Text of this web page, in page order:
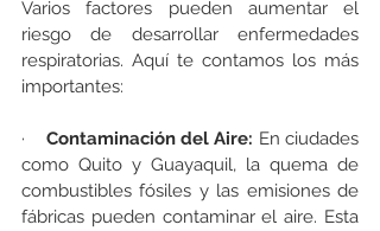
Varios factores pueden aumentar el
riesgo de desarrollar enfermedades
respiratorias. Aquí te contamos los más
importantes:
· Contaminación del Aire: En ciudades
como Quito y Guayaquil, la quema de
combustibles fósiles y las emisiones de
fábricas pueden contaminar el aire. Esta